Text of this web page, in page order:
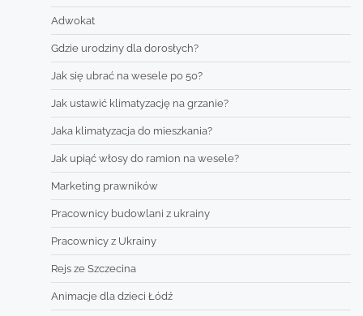
Adwokat
Gdzie urodziny dla dorosłych?
Jak się ubrać na wesele po 50?
Jak ustawić klimatyzację na grzanie?
Jaka klimatyzacja do mieszkania?
Jak upiąć włosy do ramion na wesele?
Marketing prawników
Pracownicy budowlani z ukrainy
Pracownicy z Ukrainy
Rejs ze Szczecina
Animacje dla dzieci Łódź